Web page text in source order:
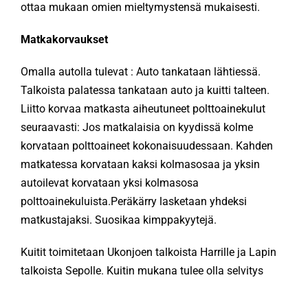
ottaa mukaan omien mieltymystensä mukaisesti.
Matkakorvaukset
Omalla autolla tulevat : Auto tankataan lähtiessä.
Talkoista palatessa tankataan auto ja kuitti talteen.
Liitto korvaa matkasta aiheutuneet polttoainekulut
seuraavasti: Jos matkalaisia on kyydissä kolme
korvataan polttoaineet kokonaisuudessaan. Kahden
matkatessa korvataan kaksi kolmasosaa ja yksin
autoilevat korvataan yksi kolmasosa
polttoainekuluista.Peräkärry lasketaan yhdeksi
matkustajaksi. Suosikaa kimppakyytejä.
Kuitit toimitetaan Ukonjoen talkoista Harrille ja Lapin
talkoista Sepolle. Kuitin mukana tulee olla selvitys